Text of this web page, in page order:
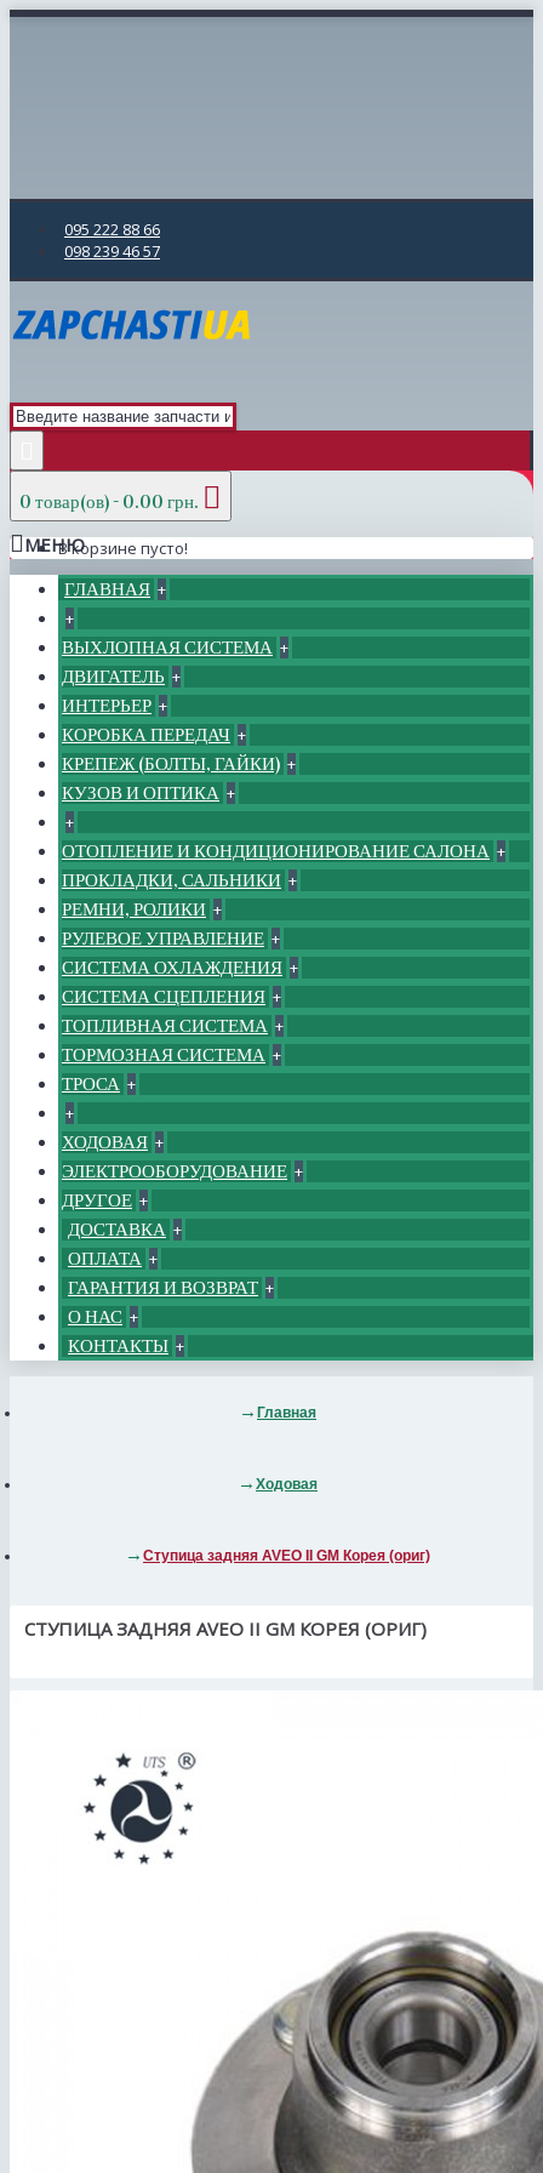
095 222 88 66
098 239 46 57
0 товар(ов) - 0.00 грн.
В корзине пусто!
МЕНЮ
ГЛАВНАЯ +
+
ВЫХЛОПНАЯ СИСТЕМА +
ДВИГАТЕЛЬ +
ИНТЕРЬЕР +
КОРОБКА ПЕРЕДАЧ +
КРЕПЕЖ (БОЛТЫ, ГАЙКИ) +
КУЗОВ И ОПТИКА +
+
ОТОПЛЕНИЕ И КОНДИЦИОНИРОВАНИЕ САЛОНА +
ПРОКЛАДКИ, САЛЬНИКИ +
РЕМНИ, РОЛИКИ +
РУЛЕВОЕ УПРАВЛЕНИЕ +
СИСТЕМА ОХЛАЖДЕНИЯ +
СИСТЕМА СЦЕПЛЕНИЯ +
ТОПЛИВНАЯ СИСТЕМА +
ТОРМОЗНАЯ СИСТЕМА +
ТРОСА +
+
ХОДОВАЯ +
ЭЛЕКТРООБОРУДОВАНИЕ +
ДРУГОЕ +
ДОСТАВКА +
ОПЛАТА +
ГАРАНТИЯ И ВОЗВРАТ +
О НАС +
КОНТАКТЫ +
Главная
Ходовая
Ступица задняя AVEO II GM Корея (ориг)
СТУПИЦА ЗАДНЯЯ AVEO II GM КОРЕЯ (ОРИГ)